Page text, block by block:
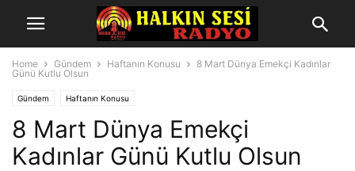
Home Gündem Haftanın Konusu
8 Mart Dünya Emekçi Kadınlar
Günü Kutlu Olsun
Gündem Haftanın Konusu
8 Mart Dünya Emekçi
Kadınlar Günü Kutlu Olsun